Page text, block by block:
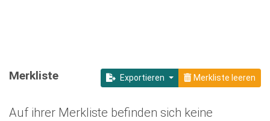
Exportieren Merkliste leeren
Merkliste
Auf ihrer Merkliste befinden sich keine